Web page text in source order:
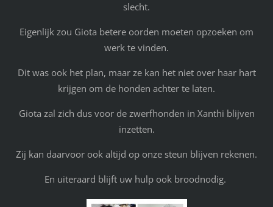
slecht.
Eigenlijk zou Giota betere oorden moeten opzoeken om
werk te vinden.
Dit was ook het plan, maar ze kan het niet over haar hart
krijgen om de honden achter te laten.
Giota zal zich dus voor de zwerfhonden in Xanthi blijven
inzetten.
Zij kan daarvoor ook altijd op onze steun blijven rekenen.
En uiteraard blijft uw hulp ook broodnodig.